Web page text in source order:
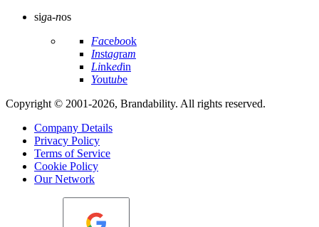
siga-nos
Facebook
Instagram
Linkedin
Youtube
Copyright © 2001-2026, Brandability. All rights reserved.
Company Details
Privacy Policy
Terms of Service
Cookie Policy
Our Network